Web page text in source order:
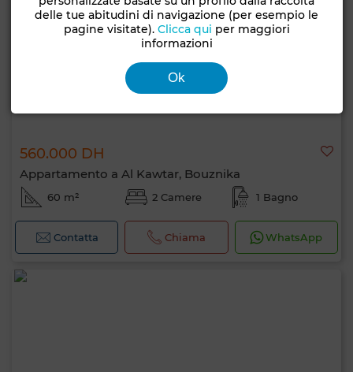
560.000 DH
Appartamento a Al Kawtar, Bouznika
60 m² 2 Camere 1 Bagno
Contatta Chiama WhatsApp
delle tue abitudini di navigazione (per esempio le
pagine visitate). Clicca qui per maggiori
informazioni
Ok